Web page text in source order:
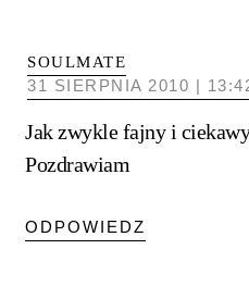
SOULMATE
31 SIERPNIA 2010 |
Jak zwykle fajny i
Pozdrawiam
ODPOWIEDZ